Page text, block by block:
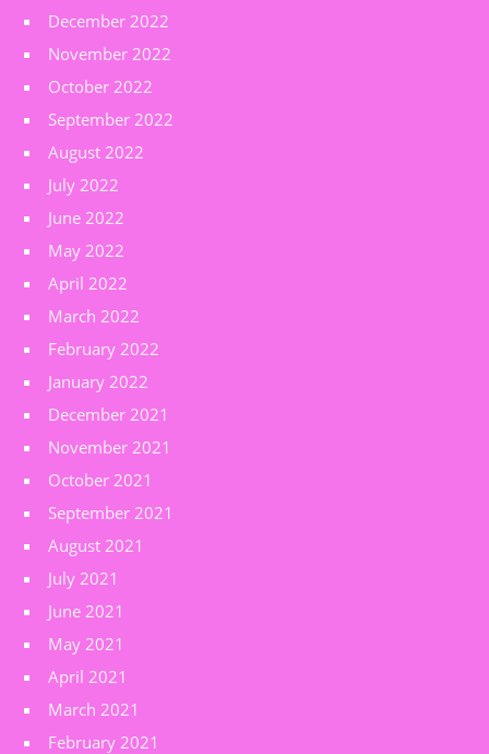
December 2022
November 2022
October 2022
September 2022
August 2022
July 2022
June 2022
May 2022
April 2022
March 2022
February 2022
January 2022
December 2021
November 2021
October 2021
September 2021
August 2021
July 2021
June 2021
May 2021
April 2021
March 2021
February 2021